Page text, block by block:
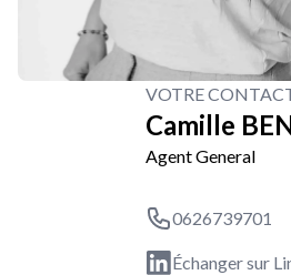
VOTRE
Camille
Agent General
0626739701
Échanger sur